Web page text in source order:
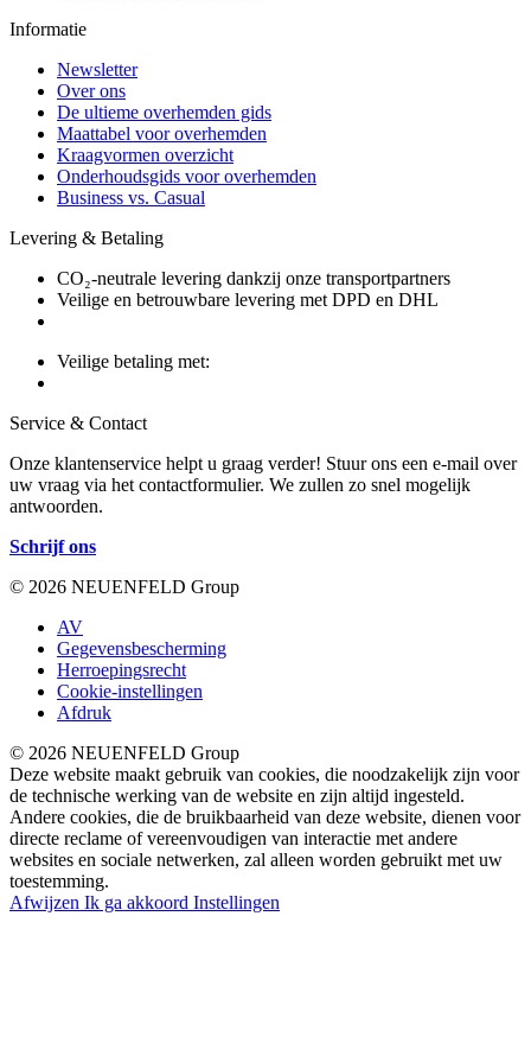
Informatie
Newsletter
Over ons
De ultieme overhemden gids
Maattabel voor overhemden
Kraagvormen overzicht
Onderhoudsgids voor overhemden
Business vs. Casual
Levering & Betaling
CO₂-neutrale levering dankzij onze transportpartners
Veilige en betrouwbare levering met DPD en DHL
Veilige betaling met:
Service & Contact
Onze klantenservice helpt u graag verder! Stuur ons een e-mail over
uw vraag via het contactformulier. We zullen zo snel mogelijk
antwoorden.
Schrijf ons
© 2026 NEUENFELD Group
AV
Gegevensbescherming
Herroepingsrecht
Cookie-instellingen
Afdruk
© 2026 NEUENFELD Group
Deze website maakt gebruik van cookies, die noodzakelijk zijn voor
de technische werking van de website en zijn altijd ingesteld.
Andere cookies, die de bruikbaarheid van deze website, dienen voor
directe reclame of vereenvoudigen van interactie met andere
websites en sociale netwerken, zal alleen worden gebruikt met uw
toestemming.
Afwijzen Ik ga akkoord Instellingen